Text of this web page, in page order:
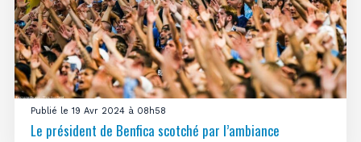
Publié le 19 Avr 2024 à 08h58
Le président de Benfica scotché par l’ambiance